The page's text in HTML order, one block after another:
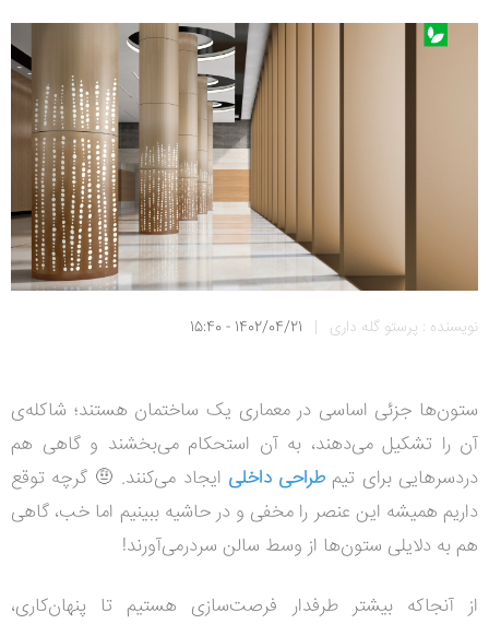
نویسنده : پرستو گله داری |
1402/04/21 - 15:40
ستون‌ها جزئی اساسی در معماری یک ساختمان هستند؛ شاکله‌‌ی
آن را تشکیل می‌دهند، به آن استحکام می‌بخشند و گاهی هم
دردسرهایی برای تیم طراحی داخلی ایجاد می‌کنند. 🤨 گرچه توقع
داریم همیشه این عنصر را مخفی و در حاشیه ببینیم اما خب، گاهی
هم به دلایلی ستون‌ها از وسط سالن سردرمی‌آورند!
از آنجاکه بیشتر طرفدار فرصت‌سازی هستیم تا پنهان‌کاری،